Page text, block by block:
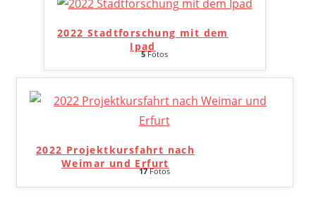
2022 Stadtforschung mit dem
Ipad
5Fotos
2022 Projektkursfahrt nach
Weimar und Erfurt
17Fotos